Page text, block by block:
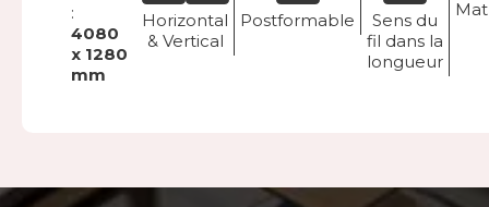
:
4080
x 1280
mm
Horizontal
& Vertical
Postformable
Sens du
fil dans la
longueur
Mat